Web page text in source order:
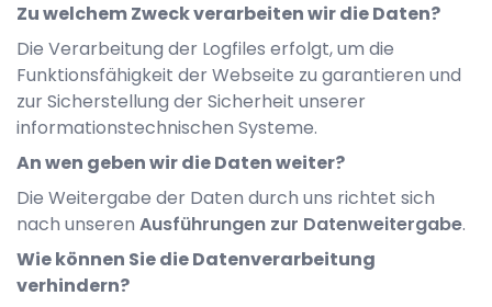
Zu welchem Zweck verarbeiten wir die Daten?
Die Verarbeitung der Logfiles erfolgt, um die
Funktionsfähigkeit der Webseite zu garantieren und
zur Sicherstellung der Sicherheit unserer
informationstechnischen Systeme.
An wen geben wir die Daten weiter?
Die Weitergabe der Daten durch uns richtet sich
nach unseren Ausführungen zur Datenweitergabe.
Wie können Sie die Datenverarbeitung
verhindern?